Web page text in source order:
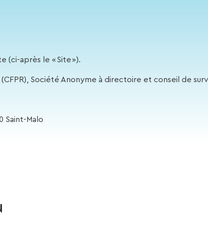
(ci-après le « Site »).
Société Anonyme à directoire et conseil de
Saint-Malo